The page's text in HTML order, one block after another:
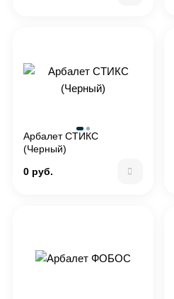
Арбалет СТИКС
(Черный)
0 руб.